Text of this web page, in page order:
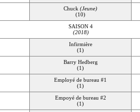
Chuck (Jeune)
(10)
SAISON 4
(2018)
Infirmière
(1)
Barry Hedberg
(1)
Employé de bureau #1
(1)
Empoyé de bureau #2
(1)